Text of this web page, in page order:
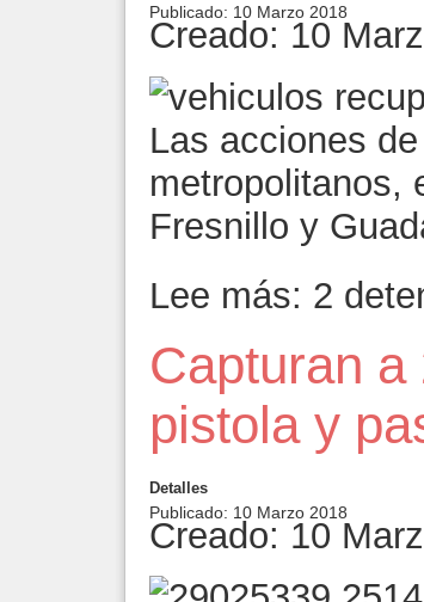
Publicado: 10 Marzo 2018
Creado: 10
Las acciones
metropolitanos,
Fresnillo y
Lee más: 2
Capturan a
pistola y
Detalles
Publicado: 10 Marzo 2018
Creado: 10